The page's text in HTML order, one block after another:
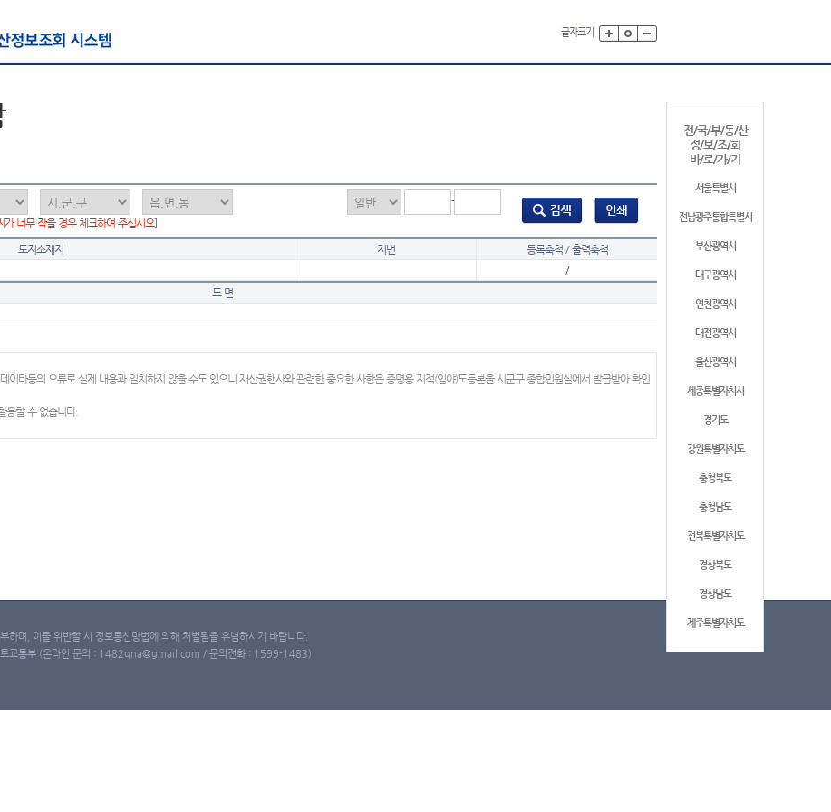
글자크기
전/국/부/동/산
정/보/조/회
바/로/가/기
서울특별시
전남광주통합특별시
부산광역시
대구광역시
인천광역시
대전광역시
울산광역시
세종특별자치시
경기도
강원특별자치도
충청북도
충청남도
전북특별자치도
경상북도
경상남도
제주특별자치도
-
가 너무 작을 경우 체크하여 주십시오]
토지소재지 지번
등록축척 / 출력축척
/
도 면
이타등의 오류로 실제 내용과 일치하지 않을 수도 있으니 재산권행사와 관련한 중요한 사항은 증명용 지적(임야)도등본을 시군구 종합민원실에서 발급받아 확인
용할 수 없습니다.
하며, 이를 위반할 시 정보통신망법에 의해 처벌됨을 유념하시기 바랍니다.
교통부 (온라인 문의 : 1482qna@gmail.com / 문의전화 : 1599-1483)